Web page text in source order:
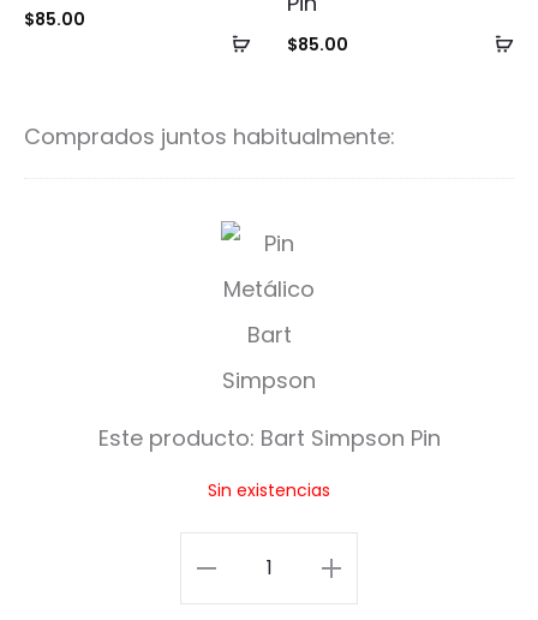
Añadir
$85.00
$85.00
Comprados juntos habitualmente:
B
a
r
t
m
s
Este producto: Bart Simpson Pin
Sin existencias
Bart
Simpson